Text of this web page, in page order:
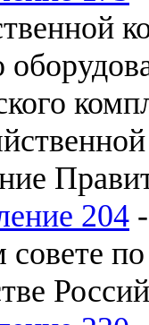
204
совете